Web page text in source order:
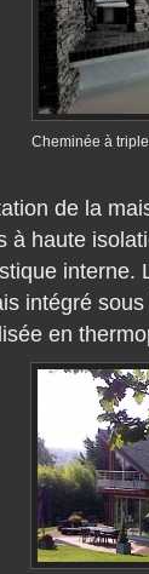
Cheminée à
de la
à haute
interne.
intégré
en